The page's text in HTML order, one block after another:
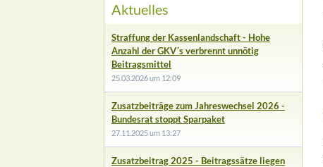
Aktuelles
Straffung der Kassenlandschaft - Hohe
Anzahl der GKV´s verbrennt unnötig
Beitragsmittel
25.03.2026 um 12:09
Zusatzbeiträge zum Jahreswechsel 2026 -
Bundesrat stoppt Sparpaket
27.11.2025 um 13:27
Zusatzbeitrag 2025 - Beitragssätze liegen